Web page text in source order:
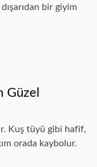
bir giyim
Güzel
Kuş tüyü gibi hafif,
orada kaybolur.